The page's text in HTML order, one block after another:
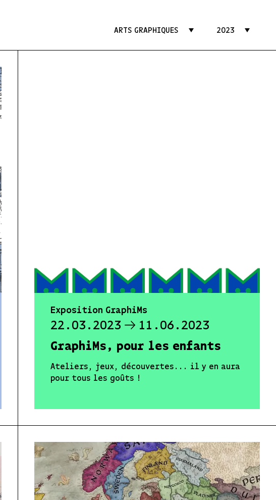
ARTS GRAPHIQUES 2023
Exposition GraphiMs
22.03.2023
11.06.2023
GraphiMs, pour les enfants
Ateliers, jeux, découvertes... il y en aura
pour tous les goûts !